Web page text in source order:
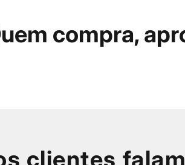
compra,
clientes